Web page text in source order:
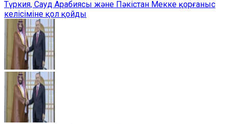
Түркия, Сауд Арабиясы және Пәкістан Мекке қорғаныс
келісіміне қол қойды